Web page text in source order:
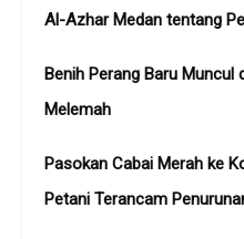
Al-Azhar Medan tentang
Benih Perang Baru Muncul
Melemah
Pasokan Cabai Merah ke
Petani Terancam